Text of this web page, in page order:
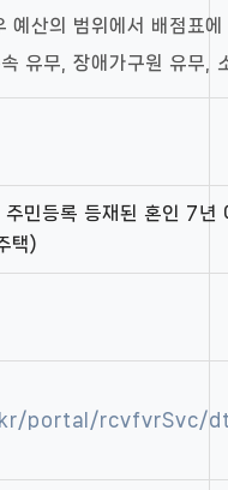
산의 범위에서 배점표
유무, 장애가구원 유무,
주민등록 등재된 혼인 7년
택)
portal/rcvfvrSvc/